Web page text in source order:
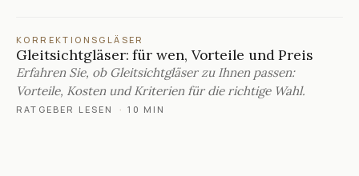
KORREKTIONSGLÄSER
Gleitsichtgläser: für wen, Vorteile und Preis
Erfahren Sie, ob Gleitsichtgläser zu Ihnen passen:
Vorteile, Kosten und Kriterien für die richtige Wahl.
RATGEBER LESEN · 10 MIN